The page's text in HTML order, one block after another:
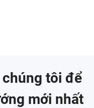
tôi để
mới nhất